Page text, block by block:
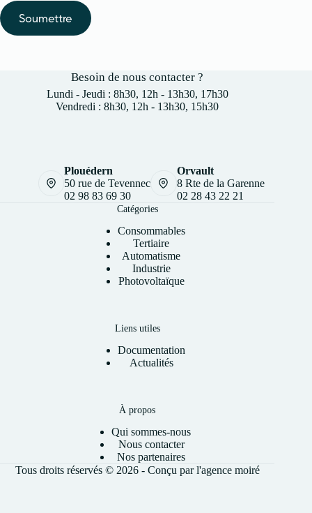
Soumettre
Besoin de nous contacter ?
Lundi - Jeudi : 8h30, 12h - 13h30, 17h30
Vendredi : 8h30, 12h - 13h30, 15h30
Plouédern
50 rue de Tevennec
02 98 83 69 30
Orvault
8 Rte de la Garenne
02 28 43 22 21
Catégories
Consommables
Tertiaire
Automatisme
Industrie
Photovoltaïque
Liens utiles
Documentation
Actualités
À propos
Qui sommes-nous
Nous contacter
Nos partenaires
Tous droits réservés © 2026 - Conçu par l'agence moiré